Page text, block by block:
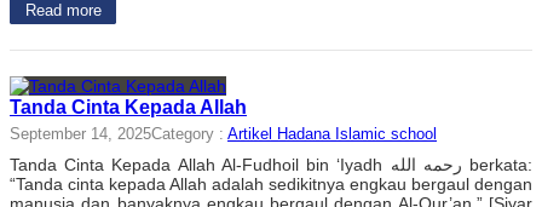
Read more
Tanda Cinta Kepada Allah
September 14, 2025Category : Artikel Hadana Islamic school
Tanda Cinta Kepada Allah Al-Fudhoil bin ‘Iyadh رحمه الله berkata:
“Tanda cinta kepada Allah adalah sedikitnya engkau bergaul dengan